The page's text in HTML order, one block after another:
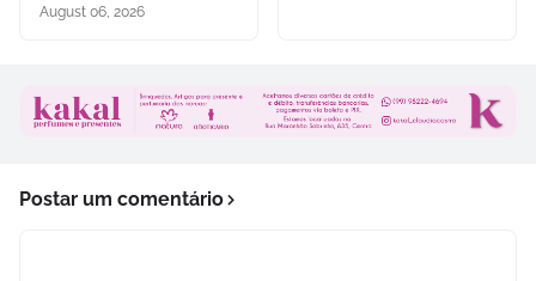
August 06, 2026
Postar um comentário